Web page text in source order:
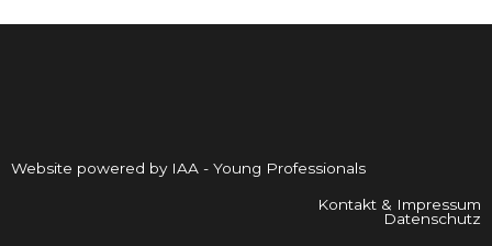
Website powered by IAA - Young Professionals
Kontakt & Impressum
Datenschutz